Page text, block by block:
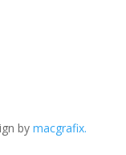
by macgrafix.